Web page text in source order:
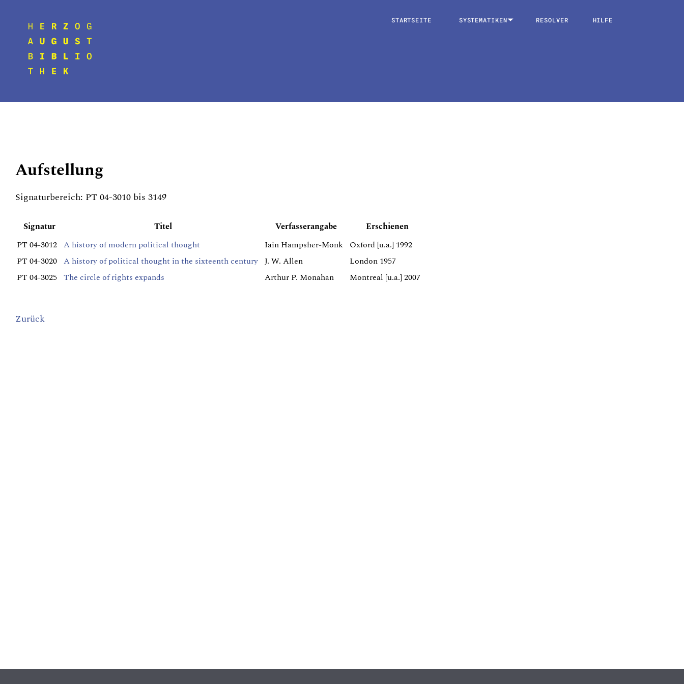
STARTSEITE SYSTEMATIKEN RESOLVER HILFE
Aufstellung
Signaturbereich: PT 04-3010 bis 3149
Signatur Titel Verfasserangabe
Erschienen
PT 04-3012 A history of modern political thought Iain Hampsher-Monk Oxford [u.a.] 1992
PT 04-3020 A history of political thought in the sixteenth century J. W. Allen
London 1957
PT 04-3025 The circle of rights expands Arthur P. Monahan Montreal [u.a.] 2007
Zurück